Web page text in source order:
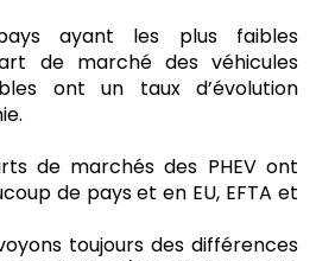
ayant les plus faibles
de marché des véhicules
ont un taux d’évolution
de marchés des PHEV ont
de pays et en EU, EFTA et
toujours des différences